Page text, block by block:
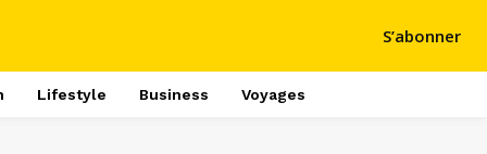
S’abonner
Lifestyle Business Voyages